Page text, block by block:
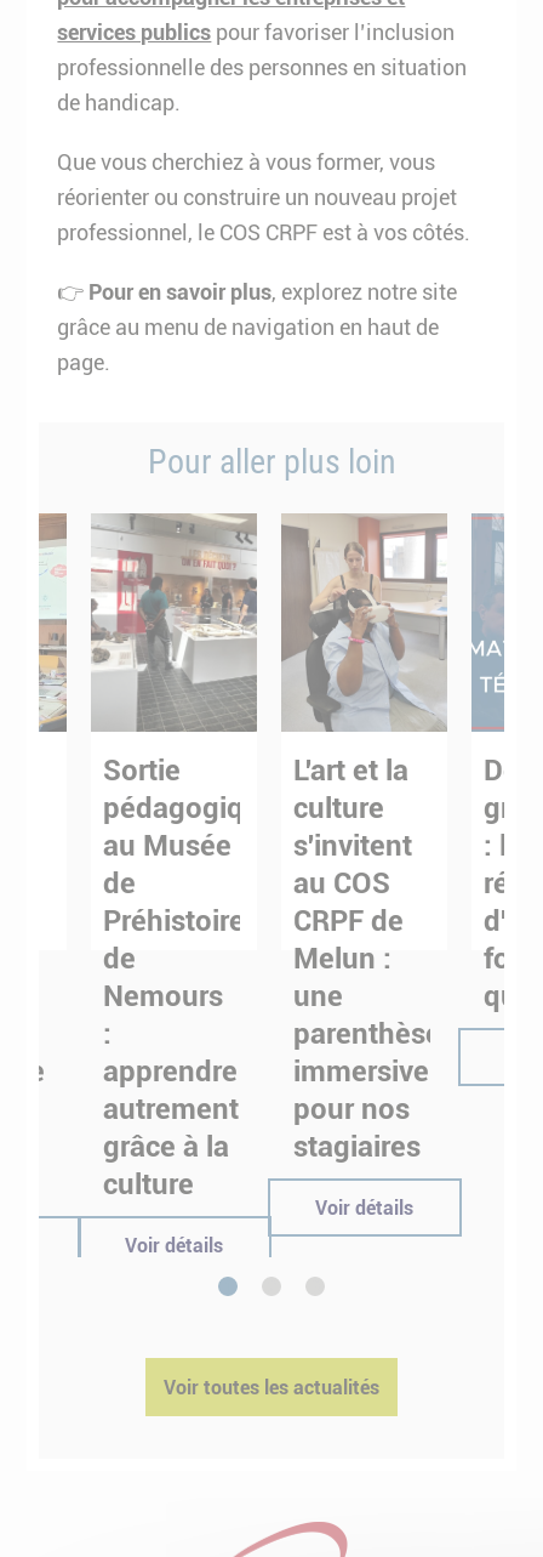
services publics pour favoriser l’inclusion
professionnelle des personnes en situation
de handicap.
Que vous cherchiez à vous former, vous
réorienter ou construire un nouveau projet
professionnel, le COS CRPF est à vos côtés.
👉 Pour en savoir plus, explorez notre site
grâce au menu de navigation en haut de
page.
Pour aller plus loin
Sortie
pédagogique
au Musée
de
Préhistoire
de
Nemours
:
apprendre
autrement
grâce à la
culture
Voir détails
L'art et la
culture
s'invitent
au COS
CRPF de
Melun :
une
parenthèse
immersive
pour nos
stagiaires
Voir détails
: les
Voir toutes les actualités